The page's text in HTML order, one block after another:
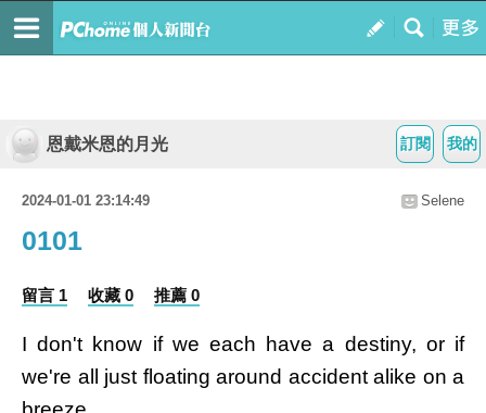
我的
訂閱
恩戴米恩的月光
2024-01-01 23:14:49 Selene
0101
留言 1 收藏 0 推薦 0
I don't know if we each have a destiny, or if
we're all just floating around accident alike on a